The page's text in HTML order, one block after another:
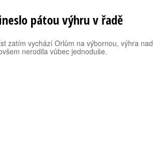
pátou výhru v řadě
zatím vychází Orlům na výbornou, výhra nad
nerodila vůbec jednoduše.